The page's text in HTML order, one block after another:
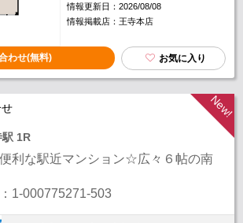
情報更新日：2026/08/08
情報掲載店：王寺本店
わせ(無料) お気に入り
駅 1R
利な駅近マンション☆広々６帖の南
1-000775271-503